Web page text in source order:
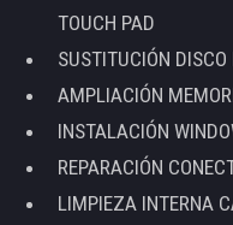
TOUCH PAD
SUSTITUCIÓN
AMPLIACIÓN
INSTALACIÓN
REPARACIÓN
LIMPIEZA INTERNA